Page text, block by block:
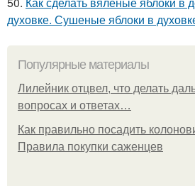
духовке. Сушеные яблоки в
Популярные материалы
Лилейник отцвел, что делать
вопросах и ответах…
Как правильно посадить
Правила покупки саженцев